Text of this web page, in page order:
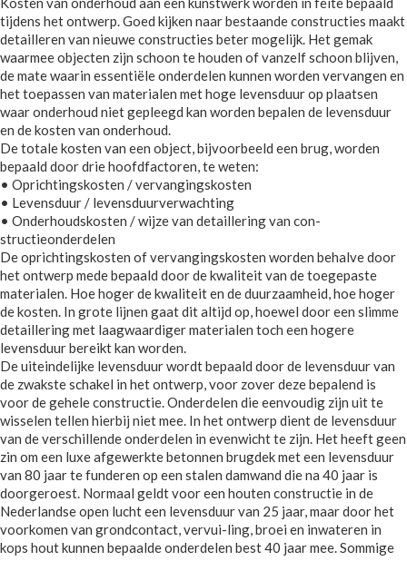
tijdens het ontwerp. Goed kijken naar bestaande constructies maakt
detailleren van nieuwe constructies beter mogelijk. Het gemak
waarmee objecten zijn schoon te houden of vanzelf schoon blijven,
de mate waarin essentiële onderdelen kunnen worden vervangen en
het toepassen van materialen met hoge levensduur op plaatsen
waar onderhoud niet gepleegd kan worden bepalen de levensduur
en de kosten van onderhoud.
De totale kosten van een object, bijvoorbeeld een brug, worden
bepaald door drie hoofdfactoren, te weten:
• Oprichtingskosten / vervangingskosten
• Levensduur / levensduurverwachting
• Onderhoudskosten / wijze van detaillering van con-
structieonderdelen
De oprichtingskosten of vervangingskosten worden behalve door
het ontwerp mede bepaald door de kwaliteit van de toegepaste
materialen. Hoe hoger de kwaliteit en de duurzaamheid, hoe hoger
de kosten. In grote lijnen gaat dit altijd op, hoewel door een slimme
detaillering met laagwaardiger materialen toch een hogere
levensduur bereikt kan worden.
De uiteindelijke levensduur wordt bepaald door de levensduur van
de zwakste schakel in het ontwerp, voor zover deze bepalend is
voor de gehele constructie. Onderdelen die eenvoudig zijn uit te
wisselen tellen hierbij niet mee. In het ontwerp dient de levensduur
van de verschillende onderdelen in evenwicht te zijn. Het heeft geen
zin om een luxe afgewerkte betonnen brugdek met een levensduur
van 80 jaar te funderen op een stalen damwand die na 40 jaar is
doorgeroest. Normaal geldt voor een houten constructie in de
Nederlandse open lucht een levensduur van 25 jaar, maar door het
voorkomen van grondcontact, vervui-ling, broei en inwateren in
kops hout kunnen bepaalde onderdelen best 40 jaar mee. Sommige